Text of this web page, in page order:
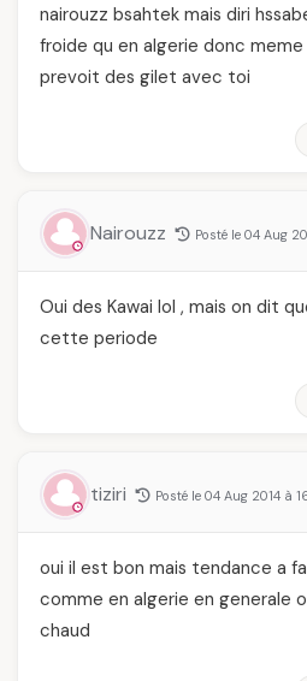
nairouzz bsahtek mais diri
froide qu en algerie donc
prevoit des gilet avec toi
Nairouzz Posté le 04 Aug
Oui des Kawai lol , mais on dit
cette periode
tiziri Posté le 04 Aug 2014 à
oui il est bon mais tendance a
comme en algerie en generale
chaud